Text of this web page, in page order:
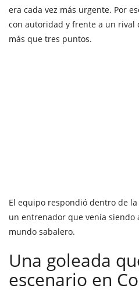
era cada vez más urgente. Por
con autoridad y frente a un rival
más que tres puntos.
El equipo respondió dentro de
un entrenador que venía
mundo sabalero.
Una goleada
escenario en